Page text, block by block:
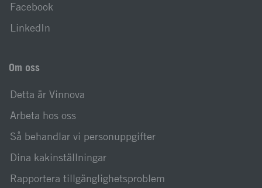
Facebook
LinkedIn
Om oss
Detta är Vinnova
Arbeta hos oss
Så behandlar vi personuppgifter
Dina kakinställningar
Rapportera tillgänglighetsproblem